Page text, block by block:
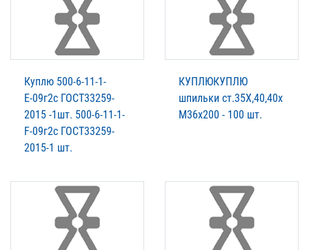
Куплю 500-6-11-1-
Е-09г2с ГОСТ33259-
2015 -1шт. 500-6-11-1-
F-09г2с ГОСТ33259-
2015-1 шт.
КУПЛЮКУПЛЮ
шпильки ст.35Х,40,40х
М36х200 - 100 шт.